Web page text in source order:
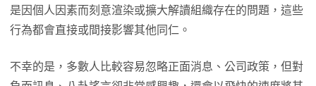
是因個人因素而刻意渲染或擴大解讀組織存在的問題，這些
行為都會直接或間接影響其他同仁。
不幸的是，多數人比較容易忽略正面消息、公司政策，但對